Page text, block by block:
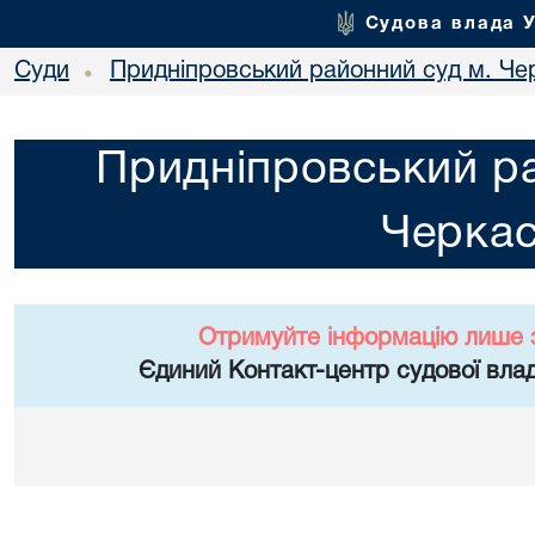
Судова влада
Суди • Придніпровський районний суд м.
Придніпровський
Отримуйте інформацію лише
Єдиний Контакт-центр судової